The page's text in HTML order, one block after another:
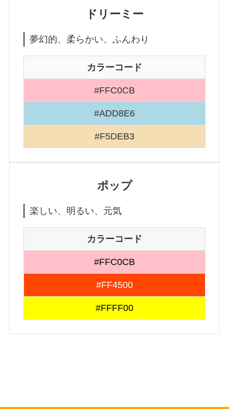
ドリーミー
夢幻的、柔らかい、ふんわり
カラーコード
#FFC0CB
#ADD8E6
#F5DEB3
ポップ
楽しい、明るい、元気
カラーコード
#FFC0CB
#FF4500
#FFFF00